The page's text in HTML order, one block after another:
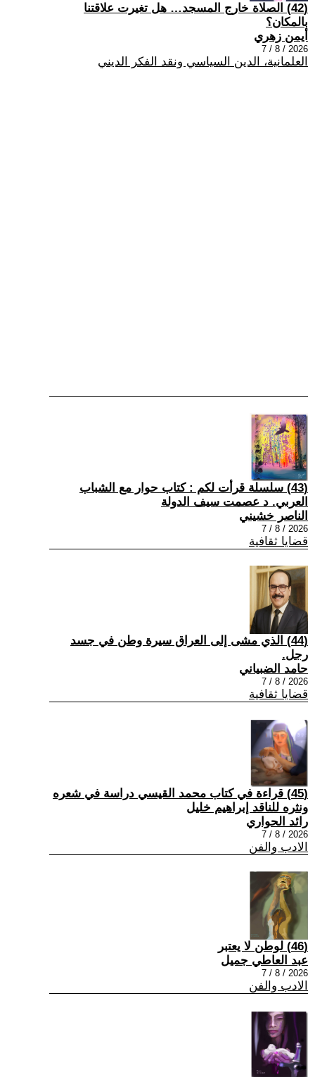
(42) الصلاة خارج المسجد… هل تغيرت علاقتنا
بالمكان؟
أيمن زهري
2026 / 8 / 7
العلمانية، الدين السياسي ونقد الفكر الديني
(43) سلسلة قرأت لكم : كتاب حوار مع الشباب
العربي. د عصمت سيف الدولة
الناصر خشيني
2026 / 8 / 7
قضايا ثقافية
(44) الذي مشى إلى العراق سيرة وطن في جسد
رجل.
حامد الضبياني
2026 / 8 / 7
قضايا ثقافية
(45) قراءة في كتاب محمد القيسي دراسة في شعره
ونثره للناقد إبراهيم خليل
رائد الحواري
2026 / 8 / 7
الادب والفن
(46) لوطن لا يعتبر
عبد العاطي جميل
2026 / 8 / 7
الادب والفن